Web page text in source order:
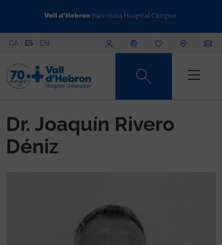
CA ES EN Menú superior
Dr. Joaquín Rivero
Déniz